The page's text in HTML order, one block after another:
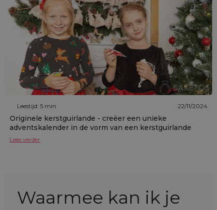
Leestijd: 5 min 22/11/2024
Originele kerstguirlande - creëer een unieke
adventskalender in de vorm van een kerstguirlande
Lees verder
Waarmee kan ik je